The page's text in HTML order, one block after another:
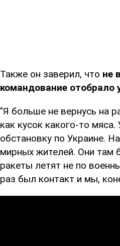
Также он заверил, что не
командование отобрало
"Я больше не вернусь на
как кусок какого-то
обстановку по Украине.
мирных жителей. Они там
ракеты летят не по
раз был контакт и мы,